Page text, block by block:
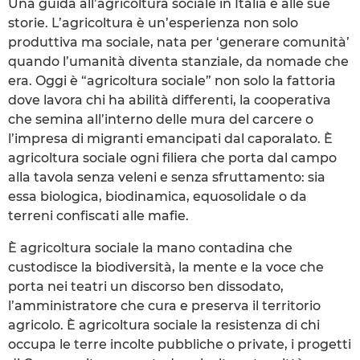
Una guida all’agricoltura sociale in Italia e alle sue
storie. L’agricoltura è un’esperienza non solo
produttiva ma sociale, nata per ‘generare comunità’
quando l’umanità diventa stanziale, da nomade che
era. Oggi è “agricoltura sociale” non solo la fattoria
dove lavora chi ha abilità differenti, la cooperativa
che semina all’interno delle mura del carcere o
l’impresa di migranti emancipati dal caporalato. È
agricoltura sociale ogni filiera che porta dal campo
alla tavola senza veleni e senza sfruttamento: sia
essa biologica, biodinamica, equosolidale o da
terreni confiscati alle mafie.
È agricoltura sociale la mano contadina che
custodisce la biodiversità, la mente e la voce che
porta nei teatri un discorso ben dissodato,
l’amministratore che cura e preserva il territorio
agricolo. È agricoltura sociale la resistenza di chi
occupa le terre incolte pubbliche o private, i progetti